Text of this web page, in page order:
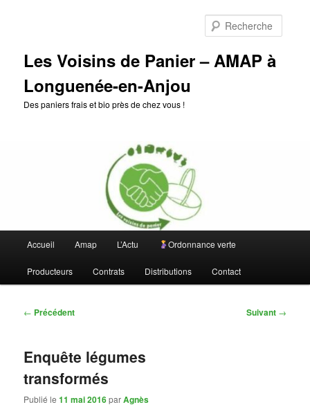
Les Voisins de Panier – AMAP à
Longuenée-en-Anjou
Des paniers frais et bio près de chez vous !
principal
Accueil Amap L’Actu Ordonnance verte
Producteurs Contrats Distributions Contact
Navigation
← Précédent Suivant →
Enquête légumes
transformés
Publié le11 mai 2016parAgnès